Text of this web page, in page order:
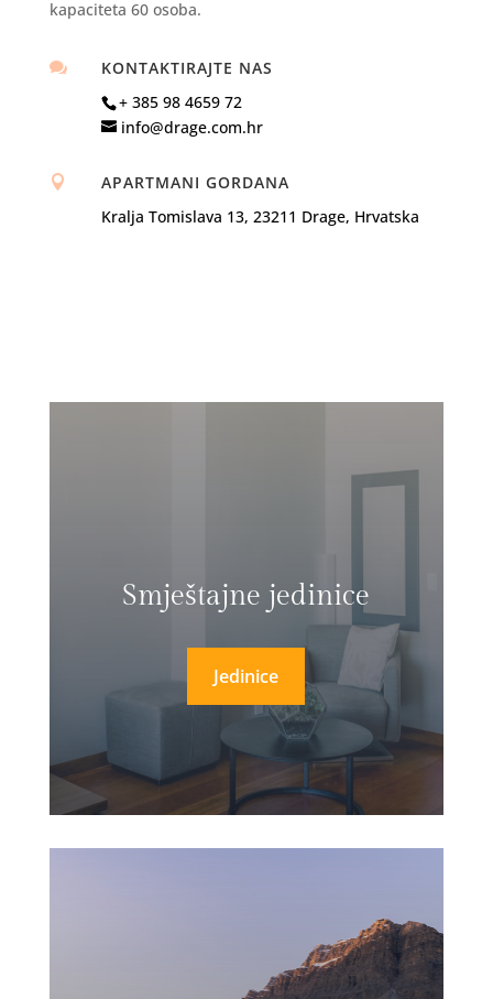
kapaciteta 60 osoba.

KONTAKTIRAJTE NAS
+ 385 98 4659 72
info@drage.com.hr

APARTMANI GORDANA
Kralja Tomislava 13, 23211 Drage, Hrvatska
Smještajne jedinice
Jedinice